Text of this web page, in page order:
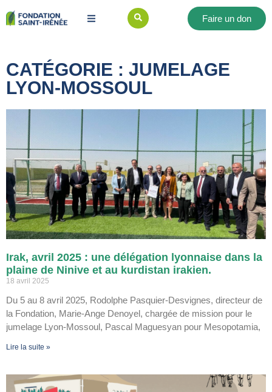
Faire un don
CATÉGORIE : JUMELAGE
LYON-MOSSOUL
Irak, avril 2025 : une délégation lyonnaise dans la
plaine de Ninive et au kurdistan irakien.
18 avril 2025
Du 5 au 8 avril 2025, Rodolphe Pasquier-Desvignes, directeur de
la Fondation, Marie-Ange Denoyel, chargée de mission pour le
jumelage Lyon-Mossoul, Pascal Maguesyan pour Mesopotamia,
Lire la suite »